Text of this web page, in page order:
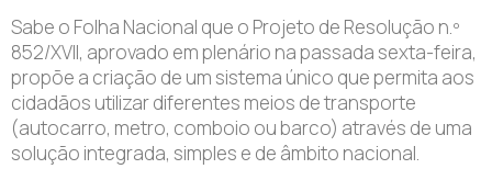
Sabe o Folha Nacional que o Projeto de Resolução n.º
852/XVII, aprovado em plenário na passada sexta-feira,
propõe a criação de um sistema único que permita aos
cidadãos utilizar diferentes meios de transporte
(autocarro, metro, comboio ou barco) através de uma
solução integrada, simples e de âmbito nacional.